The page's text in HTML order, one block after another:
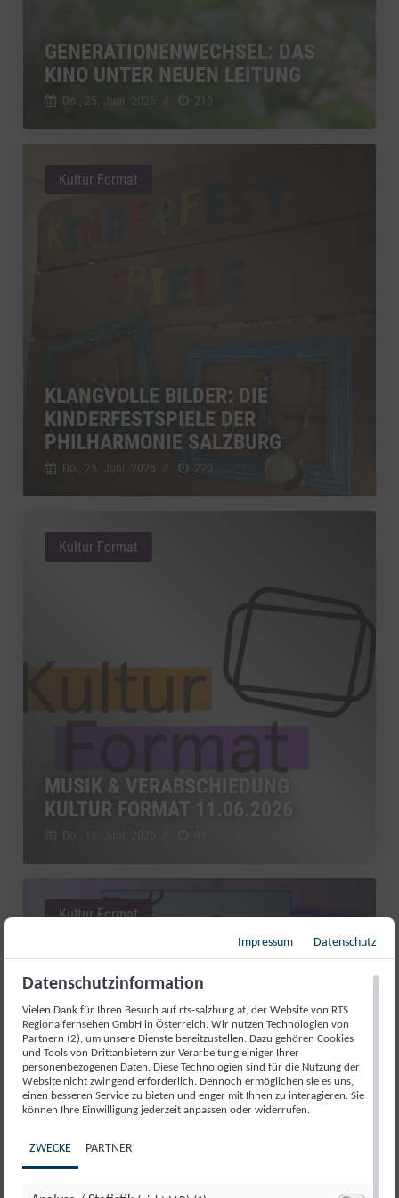
GENERATIONENWECHSEL: DAS
KINO UNTER NEUEN LEITUNG
Do., 25. Juni. 2026 // 210
KLANGVOLLE BILDER: DIE
KINDERFESTSPIELE DER
PHILHARMONIE SALZBURG
Do., 25. Juni. 2026 // 220
Kultur Format
MUSIK & VERABSCHIEDUNG
KULTUR FORMAT 11.06.2026
Kultur Format
IGENEM STUDIO: SEPP G
APPMAIER IM TALK
Kultur Format
Impressum Datenschutz
Datenschutzinformation
Vielen Dank für Ihren Besuch auf rts-salzburg.at, der Website von RTS
Regionalfernsehen GmbH in Österreich. Wir nutzen Technologien von
Partnern (2), um unsere Dienste bereitzustellen. Dazu gehören Cookies
und Tools von Drittanbietern zur Verarbeitung einiger Ihrer
personenbezogenen Daten. Diese Technologien sind für die Nutzung der
Website nicht zwingend erforderlich. Dennoch ermöglichen sie es uns,
einen besseren Service zu bieten und enger mit Ihnen zu interagieren. Sie
können Ihre Einwilligung jederzeit anpassen oder widerrufen.
ZWECKE PARTNER